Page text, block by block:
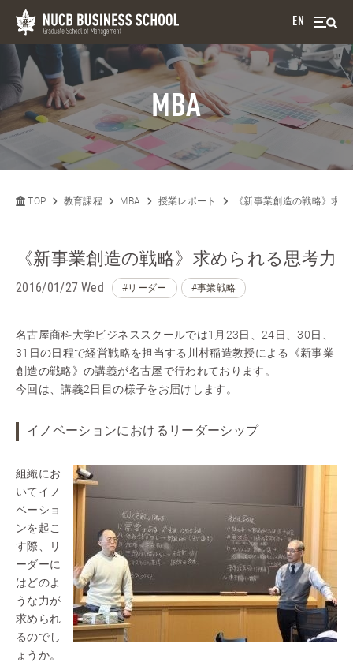
EN
MBA
TOP 教育課程 MBA 授業レポート 《新事業創造の戦略》求
《新事業創造の戦略》求められる思考力
2016/01/27 Wed #リーダー #事業戦略
名古屋商科大学ビジネススクールでは1月23日、24日、30日、
31日の日程で経営戦略を担当する川村稲造教授による《新事業
創造の戦略》の講義が名古屋で行われております。
今回は、講義2日目の様子をお届けします。
イノベーションにおけるリーダーシップ
組織にお
いてイノ
ベーショ
ンを起こ
す際、リ
ーダーに
はどのよ
うな力が
求められ
るのでし
ょうか。